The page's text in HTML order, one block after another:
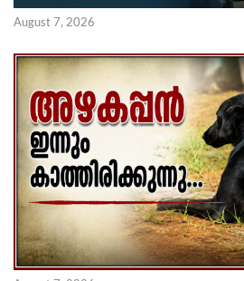
August 7, 2026